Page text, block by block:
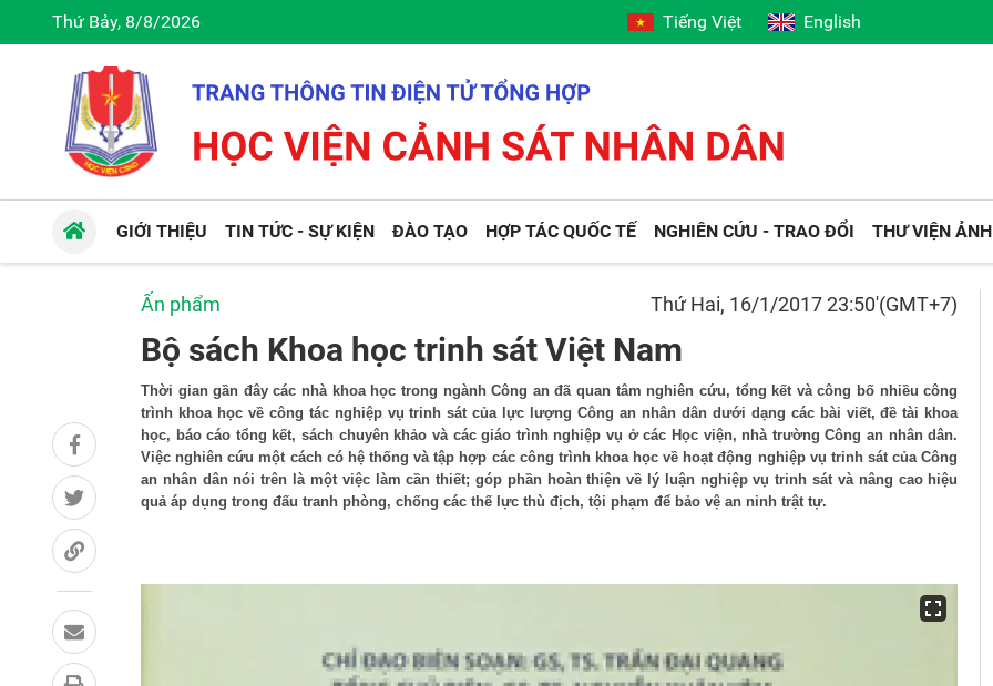
Thứ Bảy, 8/8/2026 Tiếng Việt English
GIỚI THIỆU TIN TỨC - SỰ KIỆN ĐÀO TẠO HỢP TÁC QUỐC TẾ NGHIÊN CỨU - TRAO ĐỔI THƯ VIỆN ẢNH
Ấn phẩm Thứ Hai, 16/1/2017 23:50'(GMT+7)
Bộ sách Khoa học trinh sát Việt Nam
Thời gian gần đây các nhà khoa học trong ngành Công an đã quan tâm nghiên cứu, tổng kết và công bố nhiều công
trình khoa học về công tác nghiệp vụ trinh sát của lực lượng Công an nhân dân dưới dạng các bài viết, đề tài khoa
học, báo cáo tổng kết, sách chuyên khảo và các giáo trình nghiệp vụ ở các Học viện, nhà trường Công an nhân dân.
Việc nghiên cứu một cách có hệ thống và tập hợp các công trình khoa học về hoạt động nghiệp vụ trinh sát của Công
an nhân dân nói trên là một việc làm cần thiết; góp phần hoàn thiện về lý luận nghiệp vụ trinh sát và nâng cao hiệu
quả áp dụng trong đấu tranh phòng, chống các thế lực thù địch, tội phạm để bảo vệ an ninh trật tự.